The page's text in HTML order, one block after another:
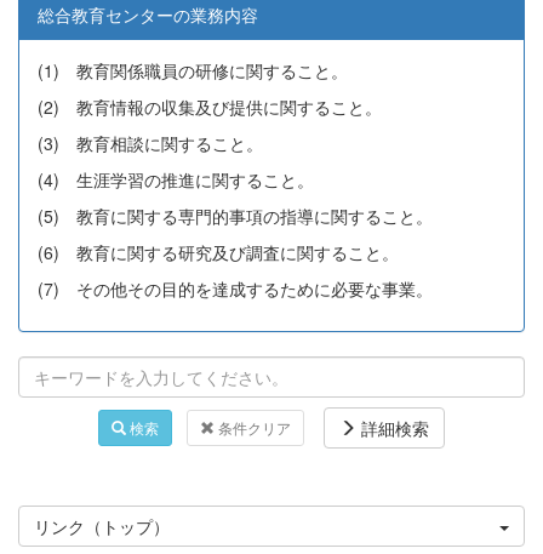
総合教育センターの業務内容
(1) 教育関係職員の研修に関すること。
(2) 教育情報の収集及び提供に関すること。
(3) 教育相談に関すること。
(4) 生涯学習の推進に関すること。
(5) 教育に関する専門的事項の指導に関すること。
(6) 教育に関する研究及び調査に関すること。
(7) その他その目的を達成するために必要な事業。
検索 条件クリア 詳細検索
リンク（トップ）